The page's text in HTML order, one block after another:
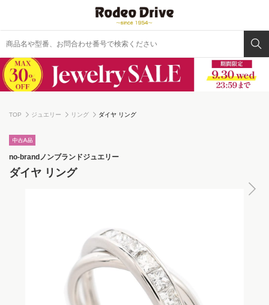
TOP ジュエリー リング ダイヤ リング
no-brand ノンブランドジュエリー
ダイヤ リング